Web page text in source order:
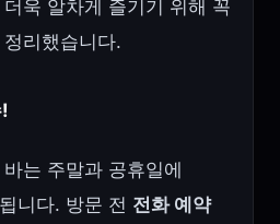
욱 알차게 즐기기 위해 꼭
리했습니다.
는 주말과 공휴일에
니다. 방문 전 전화 예약